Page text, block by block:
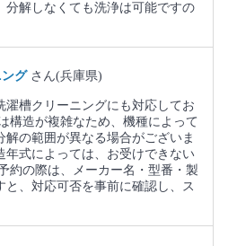
分解しなくても洗浄は可能ですの
グ さん(兵庫県)
濯槽クリーニングにも対応してお
構造が複雑なため、機種によって
解の範囲が異なる場合がございま
年式によっては、お受けできない
約の際は、メーカー名・型番・製
、対応可否を事前に確認し、ス